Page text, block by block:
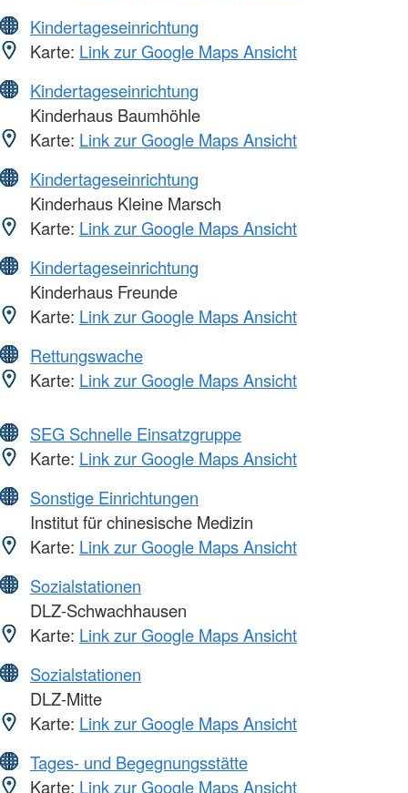
Kindertageseinrichtung
Karte: Link zur Google Maps Ansicht
Kindertageseinrichtung
Kinderhaus Baumhöhle
Karte: Link zur Google Maps Ansicht
Kindertageseinrichtung
Kinderhaus Kleine Marsch
Karte: Link zur Google Maps Ansicht
Kindertageseinrichtung
Kinderhaus Freunde
Karte: Link zur Google Maps Ansicht
Rettungswache
Karte: Link zur Google Maps Ansicht
SEG Schnelle Einsatzgruppe
Karte: Link zur Google Maps Ansicht
Sonstige Einrichtungen
Institut für chinesische Medizin
Karte: Link zur Google Maps Ansicht
Sozialstationen
DLZ-Schwachhausen
Karte: Link zur Google Maps Ansicht
Sozialstationen
DLZ-Mitte
Karte: Link zur Google Maps Ansicht
Tages- und Begegnungsstätte
Karte: Link zur Google Maps Ansicht